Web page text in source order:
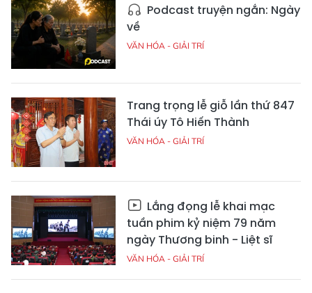
Podcast truyện ngắn: Ngày
về
VĂN HÓA - GIẢI TRÍ
Trang trọng lễ giỗ lần thứ 847
Thái úy Tô Hiến Thành
VĂN HÓA - GIẢI TRÍ
Lắng đọng lễ khai mạc
tuần phim kỷ niệm 79 năm
ngày Thương binh - Liệt sĩ
VĂN HÓA - GIẢI TRÍ